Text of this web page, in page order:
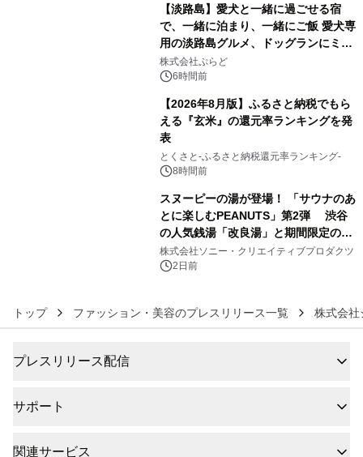
【淡路島】愛犬と一緒に過ごせる宿
で、一緒に泊まり、一緒にご飯 愛犬専
用の淡路島グルメ、ドッグランにミニ
プール グランピングとトレーラーハウ
スの2施設で
株式会社ぷらど
6時間前
【2026年8月版】ふるさと納税でもら
える『玄米』の還元率ランキングを発
表
とくさと-ふるさと納税還元率ランキング-
8時間前
スヌーピーの湯が登場！ 「サウナのあ
とに楽しむPEANUTS」第2弾 渋谷
の人気銭湯「改良湯」と期間限定のコ
ラボレーション サウナイキタイコラ
ボグッズも発売決定！
株式会社ソニー・クリエイティブプロダクツ
2日前
トップ ファッション・美容のプレスリリース一覧 株式会社
プレスリリース配信
サポート
関連サービス